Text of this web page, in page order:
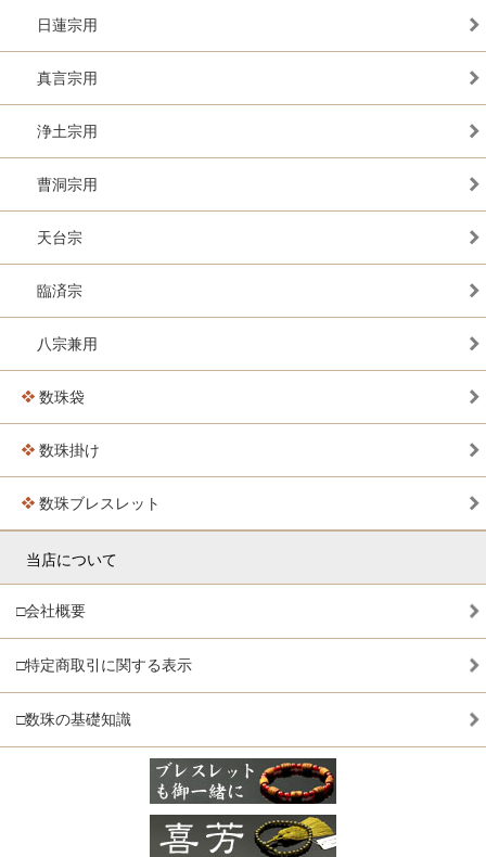
日蓮宗用
真言宗用
浄土宗用
曹洞宗用
天台宗
臨済宗
八宗兼用
数珠袋
数珠掛け
数珠ブレスレット
当店について
□会社概要
□特定商取引に関する表示
□数珠の基礎知識